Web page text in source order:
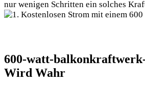
nur wenigen Schritten ein solches
600-watt-
Wird Wahr